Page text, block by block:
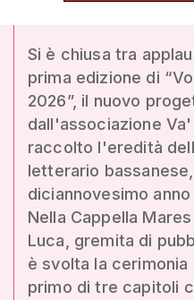
Si è chiusa tra
prima edizione di
2026”, il nuovo
dall'associazione
raccolto l'eredità
letterario
diciannovesimo
Nella Cappella
Luca, gremita di
è svolta la cerimonia
primo di tre capitoli